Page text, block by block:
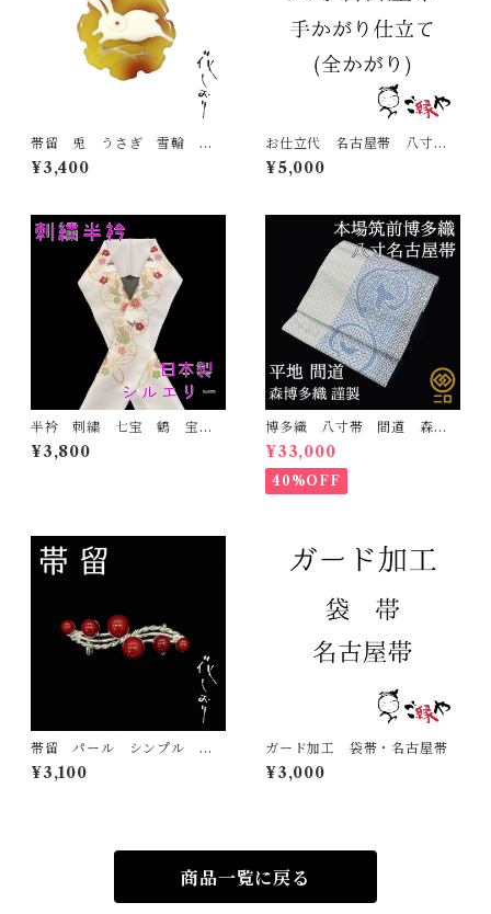
帯留 兎 うさぎ 雪輪 べ
っ甲 花しおり 大原商店
帯飾り 日本製 和装小物
¥3,400
お仕立代 名古屋帯 八寸
帯 手かがり仕立て（全かが
り）
¥5,000
半衿 刺繍 七宝 鶴 宝尽
くし 白地 シルエリー 新
合繊 日本製 刺繍衿 和装
¥3,800
博多織 八寸帯 間道 森博
多織 正絹 日本製 未仕立
て 名古屋帯
¥33,000
40%OFF
帯留 パール シンプル
赤 花しおり 大原商店 帯
飾り 日本製 和装小物
¥3,100
ガード加工 袋帯・名古屋帯
¥3,000
商品一覧に戻る